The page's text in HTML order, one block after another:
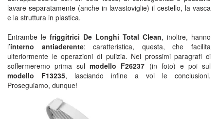
lavare separatamente (anche in lavastoviglie) il cestello, la vasca
e la struttura in plastica.
Entrambe le friggitrici De Longhi Total Clean, inoltre, hanno
l’interno antiaderente: caratteristica, questa, che facilita
ulteriormente le operazioni di pulizia. Nei prossimi paragrafi ci
soffermeremo prima sulmodello F26237 (in foto) e poi sul
modello F13235, lasciando infine a voi le conclusioni.
Proseguiamo, dunque!